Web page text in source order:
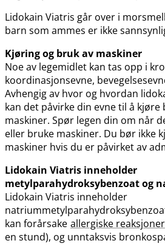
Lidokain Viatris går over i
barn som ammes er ikke
Kjøring og bruk av maskiner
Noe av legemidlet kan tas opp i
koordinasjonsevne,
Avhengig av hvor og hvordan
kan det påvirke din evne til å kjøre
maskiner. Spør legen din om når
eller bruke maskiner. Du bør ikke
maskiner hvis du er påvirket av
Lidokain Viatris inneholder
metylparahydroksybenzoat og
Lidokain Viatris inneholder
kan forårsake allergiske reaksjoner
en stund), og unntaksvis